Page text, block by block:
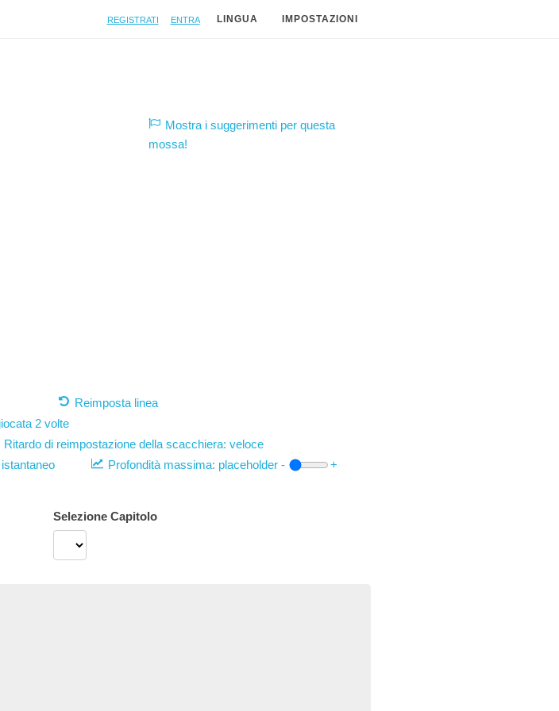
Registrati Entra LINGUA IMPOSTAZIONI
Mostra i suggerimenti per questa
mossa!
Reimposta linea
2 volte
Ritardo di reimpostazione della scacchiera: veloce
istantaneo Profondità massima: placeholder -
+
Selezione Capitolo